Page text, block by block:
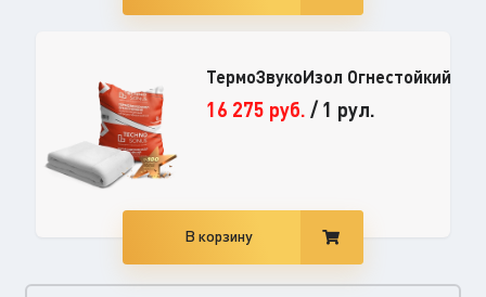
ТермоЗвукоИзол Огнестойкий
16 275 руб. /1 рул.
В корзину